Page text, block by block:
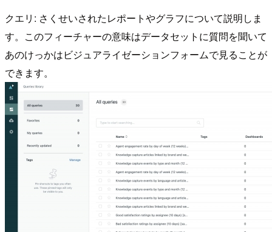
クエリ: さくせいされたレポートやグラフについて説明しま
す。このフィーチャーの意味はデータセットに質問を聞いて
あのけっかはビジュアライゼーションフォームで見ることが
できます。